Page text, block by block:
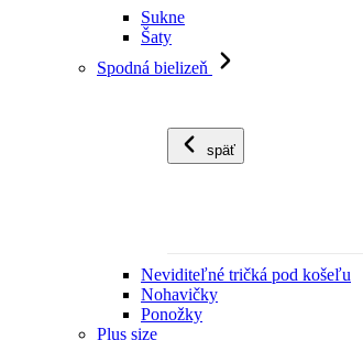
Sukne
Šaty
Spodná bielizeň
späť
Neviditeľné tričká pod košeľu
Nohavičky
Ponožky
Plus size